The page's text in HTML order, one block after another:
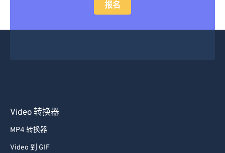
报名
Video 转换器
MP4 转换器
Video 到 GIF